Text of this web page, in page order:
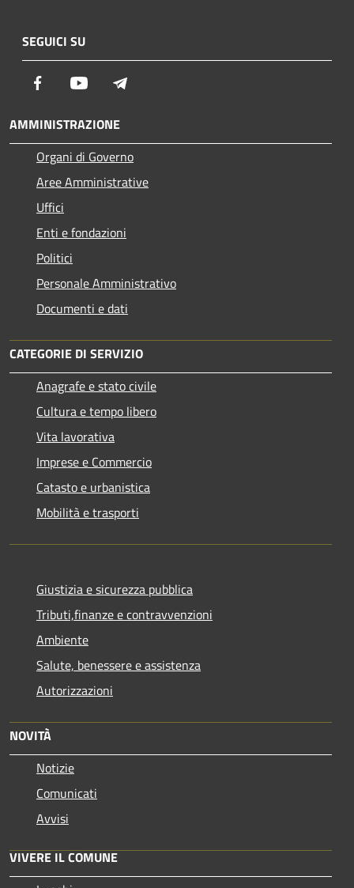
SEGUICI SU
Facebook Youtube
AMMINISTRAZIONE
Organi di Governo
Aree Amministrative
Uffici
Enti e fondazioni
Politici
Personale Amministrativo
Documenti e dati
CATEGORIE DI SERVIZIO
Anagrafe e stato civile
Cultura e tempo libero
Vita lavorativa
Imprese e Commercio
Catasto e urbanistica
Mobilità e trasporti
Giustizia e sicurezza pubblica
Tributi,finanze e contravvenzioni
Ambiente
Salute, benessere e assistenza
Autorizzazioni
NOVITÀ
Notizie
Comunicati
Avvisi
VIVERE IL COMUNE